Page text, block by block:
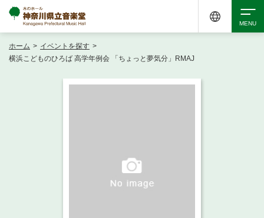
ホーム > イベントを探す >
横浜こどものひろば 高学年例会 「ちょっと夢気分」RMAJ